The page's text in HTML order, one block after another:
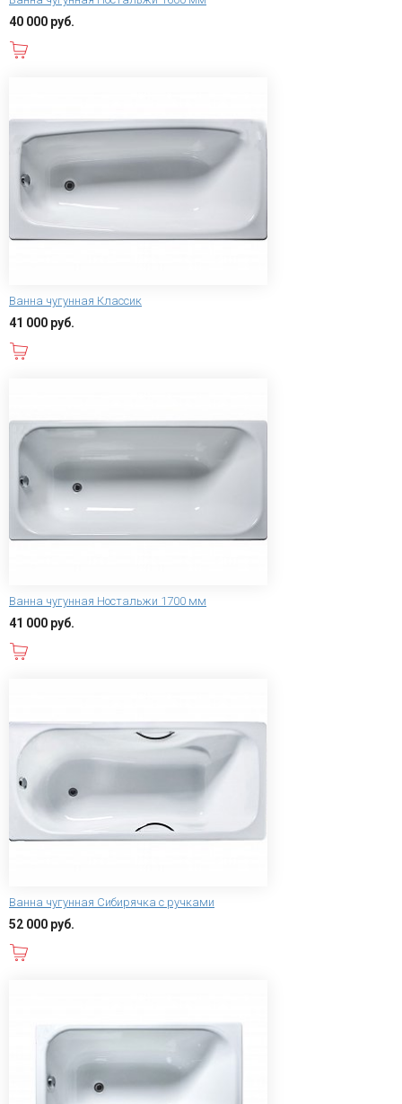
40 000 руб.
Ванна чугунная Классик
41 000 руб.
Ванна чугунная Ностальжи 1700 мм
41 000 руб.
Ванна чугунная Сибирячка с ручками
52 000 руб.